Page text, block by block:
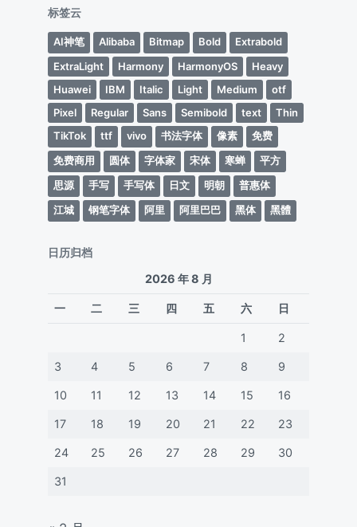
标签云
AI神笔 Alibaba Bitmap Bold
Extrabold
ExtraLight
Harmony HarmonyOS
Heavy
Huawei
IBM Italic Light Medium
otf
Pixel
Regular Sans Semibold text
Thin
TikTok
ttf vivo 书法字体 像素
免费
免费商用
圆体 字体家 宋体 寒蝉
平方
思源
手写 手写体 日文 明朝
普惠体
江城
钢笔字体 阿里 阿里巴巴 黑体 黑體
日历归档
2026 年 8 月
一 二 三 四 五 六 日
1 2
3 4 5 6 7 8 9
10 11 12 13 14 15 16
17 18 19 20 21 22 23
24 25 26 27 28 29 30
31